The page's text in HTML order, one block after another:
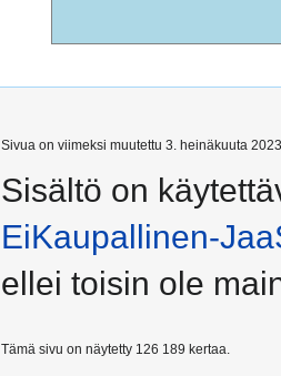
Sivua on viimeksi muutettu 3. heinäkuuta
Sisältö on
EiKaupallinen-
ellei toisin ole
Tämä sivu on näytetty 126 189 kertaa.